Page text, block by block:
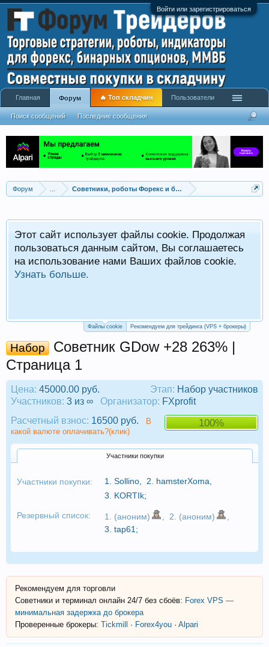
Войти или зарегистрироваться
Форум Советники, роботы Форекс и бинарных опционов
Этот сайт использует файлы cookie. Продолжая
пользоваться данным сайтом, Вы соглашаетесь
на использование нами Ваших файлов cookie.
Узнать больше.
Файлы cookie Рекомендуем для трейдинга (VPS + брокеры)
Набор
Советник GDow +28 263% |
Страница 1
Этап: Набор участников
Цена: 45000.00 руб.
Участников: 3 из ∞ Организатор: FXprofit
100%
Расчетный взнос: 16500 руб.
В
какой валюте оплачивать?(клик)
Участники покупки
Участники покупки: 1. Sollino 2. hamsterXoma
3. KORTIk;
Резервный список: 1. (аноним) 2. (аноним)
3. tap61 ;
Рекомендуем для торговли
Советники и терминал онлайн 24/7 без сбоёв: Forex VPS —
минимальная задержка до брокера
Проверенные брокеры: Tickmill · Forex4you · Alpari
Главная Форум
Поиск сообщений Последние сообщения
🔥 Топ складчин Пользователи